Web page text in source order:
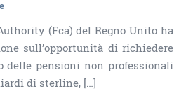
(Fca) del Regno Unito ha
sull’opportunità di richiedere
delle pensioni non professionali
di sterline, […]